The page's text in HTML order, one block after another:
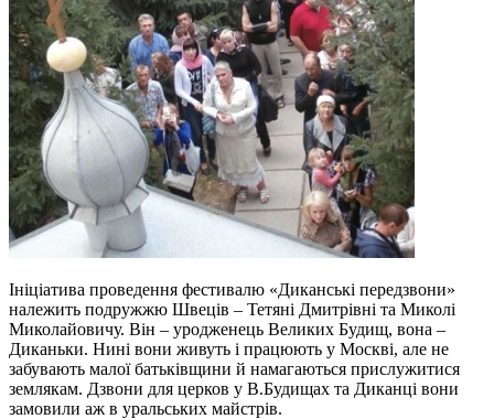
Ініціатива проведення фестивалю «Диканські передзвони»
належить подружжю Швеців – Тетяні Дмитрівні та Миколі
Миколайовичу. Він – уродженець Великих Будищ, вона –
Диканьки. Нині вони живуть і працюють у Москві, але не
забувають малої батьківщини й намагаються прислужитися
землякам. Дзвони для церков у В.Будищах та Диканці вони
замовили аж в уральських майстрів.